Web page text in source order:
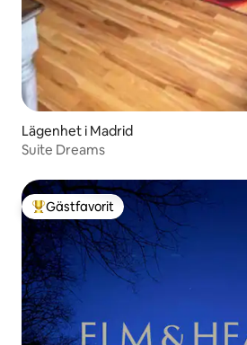
Lägenhet i Madrid
Suite Dreams
Populär gästfavorit
Gästfavorit